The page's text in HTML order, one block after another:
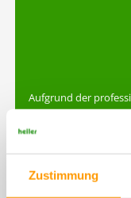
Zustimmung
Aufgrund der
komplexen
Kork auch